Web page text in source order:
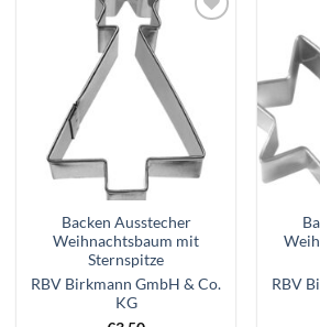
Wunschzettel
hinzufügen
Backen Ausstecher
Weihnachtsbaum mit
Sternspitze
RBV Birkmann GmbH & Co.
KG
RBV